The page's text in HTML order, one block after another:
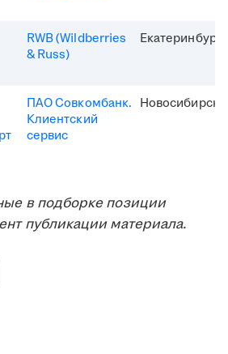
RWB (Wildberries
& Russ)
Екатеринбург
ПАО Совкомбанк.
Клиентский
сервис
Новосибирск
в подборке позиции
публикации материала.